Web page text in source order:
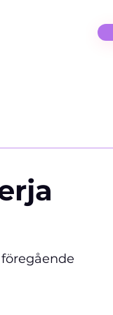
Christina Kontakt